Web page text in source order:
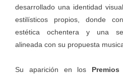
desarrollado una identidad
estilísticos propios, donde
estética ochentera y una
alineada con su propuesta
Su aparición en los